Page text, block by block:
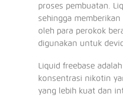
proses pembuatan.
sehingga
oleh para perokok
digunakan untuk
Liquid freebase
konsentrasi nikotin
yang lebih kuat dan